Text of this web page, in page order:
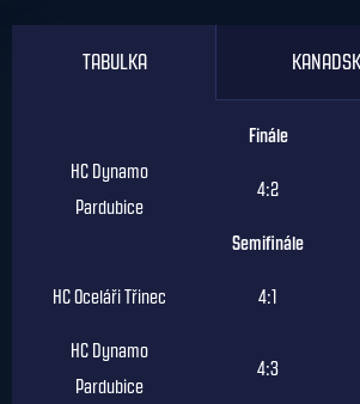
TABULKA
Finále
HC Dynamo
Pardubice
4:2
Semifinále
HC Oceláři Třinec 4:1
HC Dynamo
Pardubice
4:3